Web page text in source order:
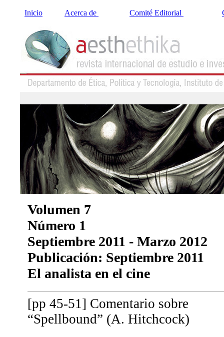
Inicio Acerca de Comité Editorial
Volumen 7
Número 1
Septiembre 2011 - Marzo 2012
Publicación: Septiembre 2011
El analista en el cine
[pp 45-51] Comentario sobre
“Spellbound” (A. Hitchcock)